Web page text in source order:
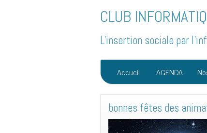
CLUB
L'insertion sociale par
Accueil AGENDA
bonnes fêtes des